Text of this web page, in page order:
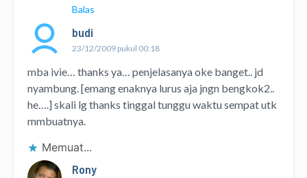
Balas
budi
23/12/2009 pukul 00:18
mba ivie… thanks ya… penjelasanya oke banget.. jd
nyambung. [emang enaknya lurus aja jngn bengkok2..
he….] skali lg thanks tinggal tunggu waktu sempat utk
mmbuatnya.
Memuat...
Rony